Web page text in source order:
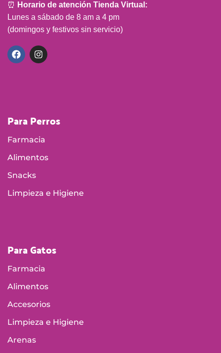
⏰ Horario de atención Tienda Virtual:
Lunes a sábado de 8 am a 4 pm
(domingos y festivos sin servicio)
Para Perros
Farmacia
Alimentos
Snacks
Limpieza e Higiene
Para Gatos
Farmacia
Alimentos
Accesorios
Limpieza e Higiene
Arenas